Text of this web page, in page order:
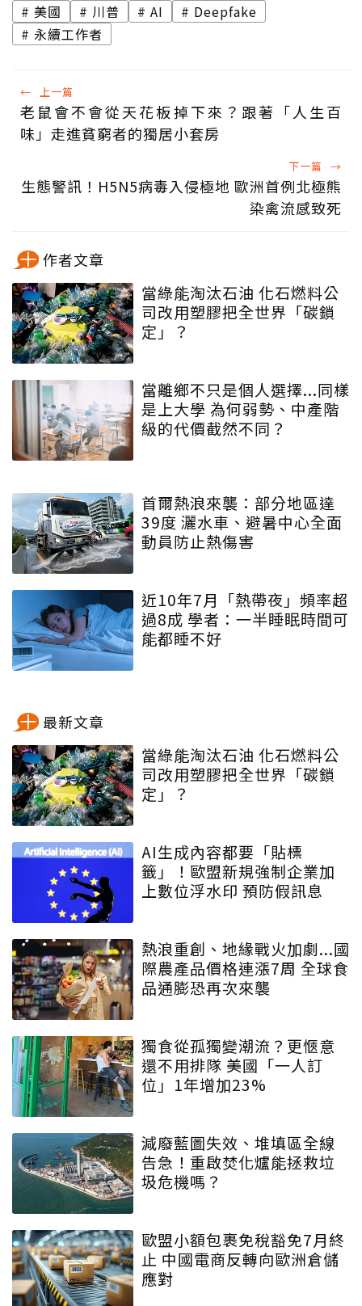
美國 川普 AI
Deepfake
永續工作者
← 上一篇
老鼠會不會從天花板掉下來？跟著「人生百
味」走進貧窮者的獨居小套房
下一篇 →
生態警訊！H5N5病毒入侵極地 歐洲首例北極熊
染禽流感致死
作者文章
當綠能淘汰石油 化石燃料公
司改用塑膠把全世界「碳鎖
定」？
當離鄉不只是個人選擇...同樣
是上大學 為何弱勢、中產階
級的代價截然不同？
首爾熱浪來襲：部分地區達
39度 灑水車、避暑中心全面
動員防止熱傷害
近10年7月「熱帶夜」頻率超
過8成 學者：一半睡眠時間可
能都睡不好
最新文章
當綠能淘汰石油 化石燃料公
司改用塑膠把全世界「碳鎖
定」？
AI生成內容都要「貼標
籤」！歐盟新規強制企業加
上數位浮水印 預防假訊息
熱浪重創、地緣戰火加劇...國
際農產品價格連漲7周 全球食
品通膨恐再次來襲
獨食從孤獨變潮流？更愜意
還不用排隊 美國「一人訂
位」1年增加23%
減廢藍圖失效、堆填區全線
告急！重啟焚化爐能拯救垃
圾危機嗎？
歐盟小額包裹免稅豁免7月終
止 中國電商反轉向歐洲倉儲
應對